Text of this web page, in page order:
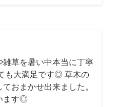
草を暑い中本当に丁寧
も大満足です◎ 草木の
おまかせ出来ました。
ます◎